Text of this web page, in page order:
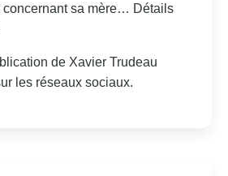
concernant sa mère… Détails
de Xavier Trudeau
les réseaux sociaux.